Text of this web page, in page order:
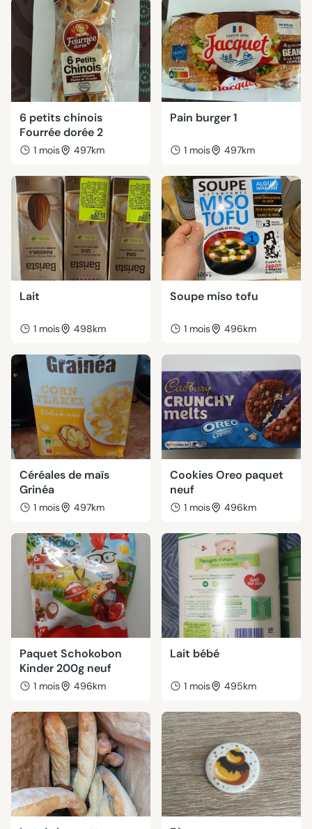
6 petits chinois
Fourrée dorée 2
1 mois 497km
Pain burger 1
1 mois 497km
Lait
1 mois 498km
Soupe miso tofu
1 mois 496km
Céréales de maïs
Grinéa
1 mois 497km
Cookies Oreo paquet
neuf
1 mois 496km
Paquet Schokobon
Kinder 200g neuf
1 mois 496km
Lait bébé
1 mois 495km